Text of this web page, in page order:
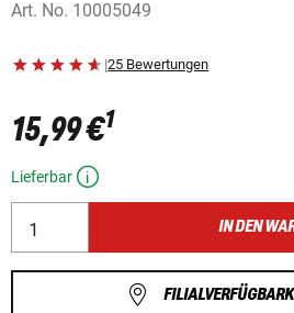
Art. No. 10005049
|25 Bewertungen
15,99 €1
Lieferbar
IN DEN